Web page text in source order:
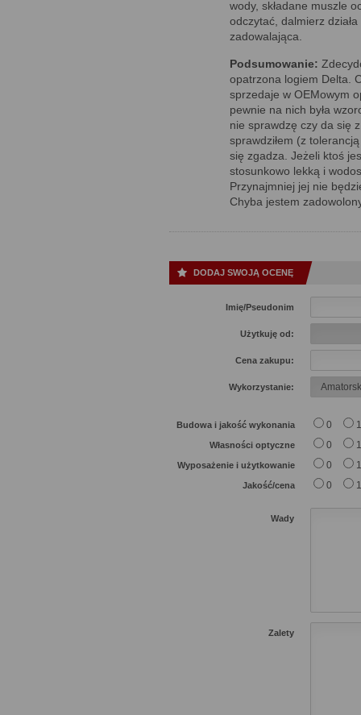
wody, składane muszle
odczytać, dalmierz
zadowalająca.
Podsumowanie:
opatrzona logiem Delta.
sprzedaje w OEMowym
pewnie na nich była
nie sprawdzę czy da się
sprawdziłem (z
się zgadza. Jeżeli ktoś
stosunkowo lekką i
Przynajmniej jej nie
Chyba jestem
DODAJ SWOJĄ OCENĘ
Imię/Pseudonim
Użytkuję od:
Cena zakupu:
Wykorzystanie:
Budowa i jakość wykonania 0 1
Własności optyczne 0 1
Wyposażenie i użytkowanie 0 1
Jakość/cena 0 1
Wady
Zalety